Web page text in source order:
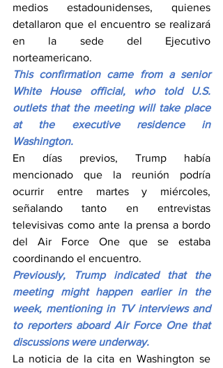
medios estadounidenses, quienes
detallaron que el encuentro se realizará
en la sede del Ejecutivo
norteamericano.
This confirmation came from a senior
White House official, who told U.S.
outlets that the meeting will take place
at the executive residence in
Washington.
En días previos, Trump había
mencionado que la reunión podría
ocurrir entre martes y miércoles,
señalando tanto en entrevistas
televisivas como ante la prensa a bordo
del Air Force One que se estaba
coordinando el encuentro.
Previously, Trump indicated that the
meeting might happen earlier in the
week, mentioning in TV interviews and
to reporters aboard Air Force One that
discussions were underway.
La noticia de la cita en Washington se